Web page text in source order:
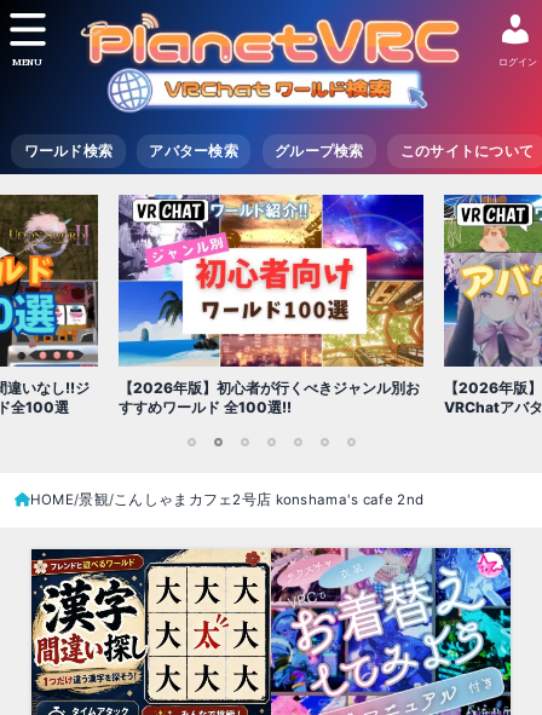
ワールド検索 アバター検索 グループ検索 このサイトについて
ログイン
MENU
】初心者が行くべきジャンル別お
ルド 全100選!!
【2026年版】初心者必見!!無料で使える
VRChatアバター（アバターワールド紹介
HOME 景観 こんしゃまカフェ2号店 konshama's cafe 2nd